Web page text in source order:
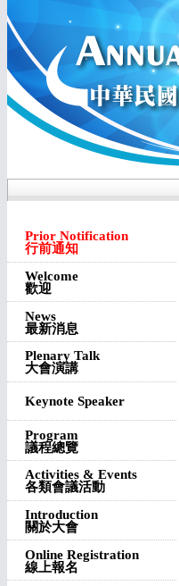
Prior Notification
行前通知
Welcome
歡迎
News
最新消息
Plenary Talk
大會演講
Keynote Speaker
Program
議程總覽
Activities & Events
各類會議活動
Introduction
關於大會
Online Registration
線上報名